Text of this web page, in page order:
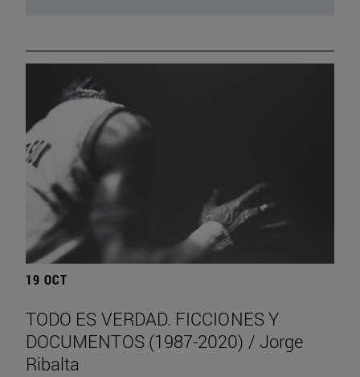
19 OCT
TODO ES VERDAD. FICCIONES Y
DOCUMENTOS (1987-2020) / Jorge
Ribalta